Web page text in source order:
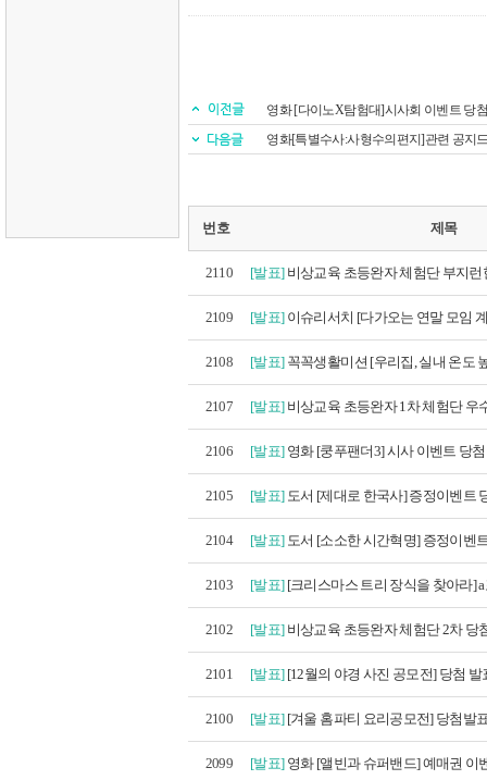
영화 [다이노X탐험대]시사회 이벤트 당
영화[특별수사:사형수의편지]관련 공지
번호 제목
2110 [발표] 비상교육 초등완자 체험단 부지런
2109 [발표] 이슈리서치 [다가오는 연말 모임
2108 [발표] 꼭꼭생활미션 [우리집, 실내 온도
2107 [발표] 비상교육 초등완자 1차 체험단 우
2106 [발표] 영화 [쿵푸팬더3] 시사 이벤트 당
2105 [발표] 도서 [제대로 한국사] 증정이벤트
2104 [발표] 도서 [소소한 시간혁명] 증정이벤
2103 [발표] [크리스마스 트리 장식을 찾아라] a
2102 [발표] 비상교육 초등완자 체험단 2차 당
2101 [발표] [12월의 야경 사진 공모전] 당첨 발
2100 [발표] [겨울 홈파티 요리공모전] 당첨발
2099 [발표] 영화 [앨빈과 슈퍼밴드] 예매권 이